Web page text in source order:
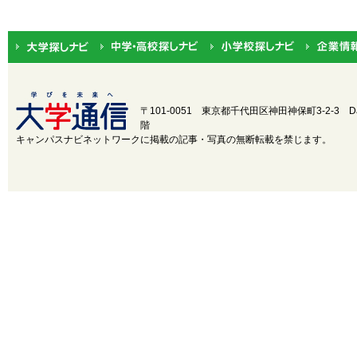
中国 鳥取
〒101-0051 東京都千代田区神田神保町3-2-3
階
キャンパスナビネットワークに掲載の記事・写真の無断転載を禁じます。